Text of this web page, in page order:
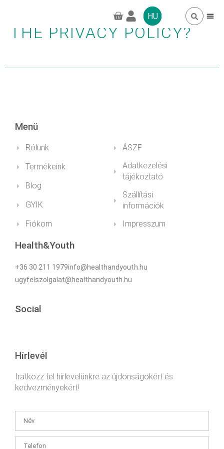
HU
WHERE CAN I LOOK UP
THE PRIVACY POLICY?
Menü
Rólunk
Termékeink
Blog
GYIK
Fiókom
ÁSZF
Adatkezelési
tájékoztató
Szállítási
információk
Impresszum
Health&Youth
+36 30 211 1979info@healthandyouth.hu
ugyfelszolgalat@healthandyouth.hu
Social
Hírlevél
Iratkozz fel hírlevelünkre az újdonságokért és
kedvezményekért!